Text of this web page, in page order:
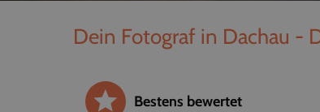
Dein Fotograf in Dachau -
Bestens bewertet